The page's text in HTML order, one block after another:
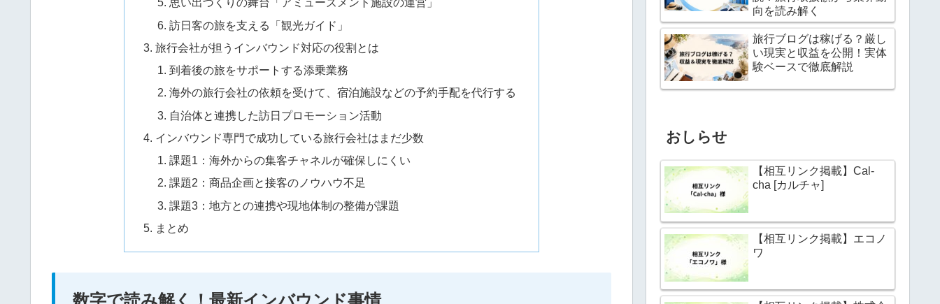
訪日客の旅を支える「観光ガイド」
旅行会社が担うインバウンド対応の役割とは
到着後の旅をサポートする添乗業務
海外の旅行会社の依頼を受けて、宿泊施設などの予約手配を代行する
自治体と連携した訪日プロモーション活動
インバウンド専門で成功している旅行会社はまだ少数
課題1：海外からの集客チャネルが確保しにくい
課題2：商品企画と接客のノウハウ不足
課題3：地方との連携や現地体制の整備が課題
まとめ
数字で読み解く！最新インバウンド事情
向を読み解く
旅行ブログは稼げる？厳し
い現実と収益を公開！実体
験ベースで徹底解説
おしらせ
【相互リンク掲載】Cal-
cha [カルチャ]
【相互リンク掲載】エコノ
ワ